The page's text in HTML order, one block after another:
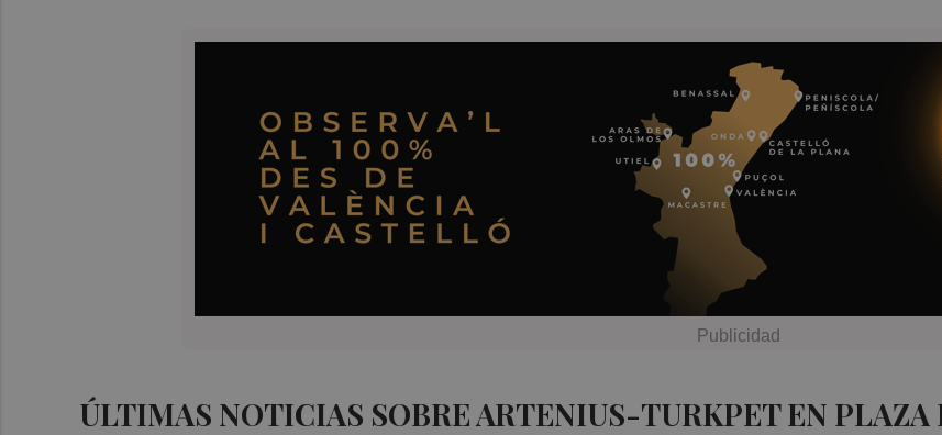
ÚLTIMAS NOTICIAS SOBRE ARTENIUS-TURKPET EN PLAZA